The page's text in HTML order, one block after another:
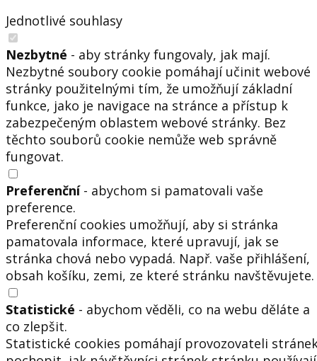
Jednotlivé souhlasy
Nezbytné - aby stránky fungovaly, jak mají.
Nezbytné soubory cookie pomáhají učinit webové
stránky použitelnými tím, že umožňují základní
funkce, jako je navigace na stránce a přístup k
zabezpečeným oblastem webové stránky. Bez
těchto souborů cookie nemůže web správně
fungovat.
Preferenční- abychom si pamatovali vaše
preference.
Preferenční cookies umožňují, aby si stránka
pamatovala informace, které upravují, jak se
stránka chová nebo vypadá. Např. vaše přihlášení,
obsah košíku, zemi, ze které stránku navštěvujete.
Statistické - abychom věděli, co na webu děláte a
co zlepšit.
Statistické cookies pomáhají provozovateli